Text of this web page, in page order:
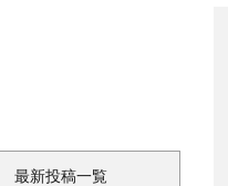
最新投稿一覧